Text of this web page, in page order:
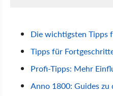
Die wichtigsten Tipps
Tipps für
Profi-Tipps: Mehr
Anno 1800: Guides zu